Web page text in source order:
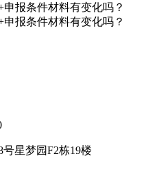
报条件材料有变化吗？
报条件材料有变化吗？
星梦园F2栋19楼